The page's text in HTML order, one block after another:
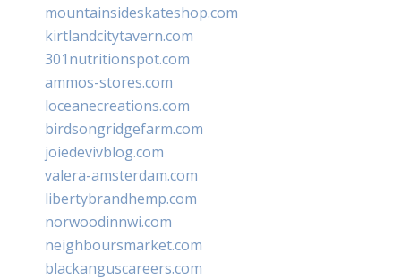
mountainsideskateshop.com
kirtlandcitytavern.com
301nutritionspot.com
ammos-stores.com
loceanecreations.com
birdsongridgefarm.com
joiedevivblog.com
valera-amsterdam.com
libertybrandhemp.com
norwoodinnwi.com
neighboursmarket.com
blackanguscareers.com